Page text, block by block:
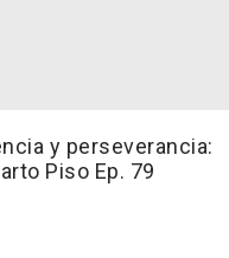
y perseverancia:
Piso Ep. 79